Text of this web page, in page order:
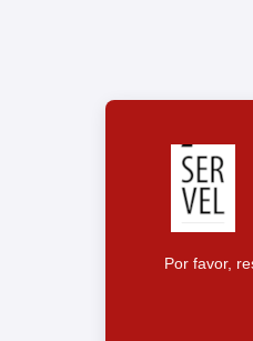
Por favor,